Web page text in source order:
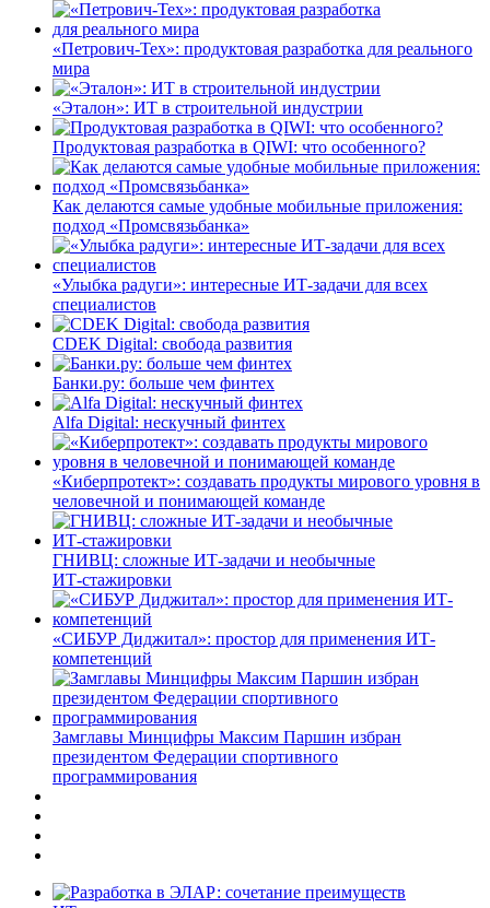
«Петрович-Тех»: продуктовая разработка для реального
мира
«Эталон»: ИТ в строительной индустрии
Продуктовая разработка в QIWI: что особенного?
Как делаются самые удобные мобильные приложения:
подход «Промсвязьбанка»
«Улыбка радуги»: интересные ИТ-задачи для всех
специалистов
CDEK Digital: свобода развития
Банки.ру: больше чем финтех
Alfa Digital: нескучный финтех
«Киберпротект»: создавать продукты мирового уровня в
человечной и понимающей команде
ГНИВЦ: сложные ИТ‑задачи и необычные
ИТ‑стажировки
«СИБУР Диджитал»: простор для применения ИТ-
компетенций
Замглавы Минцифры Максим Паршин избран
президентом Федерации спортивного
программирования